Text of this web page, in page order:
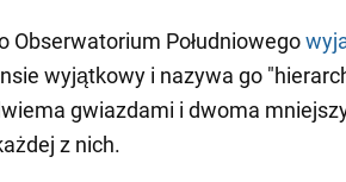
Obserwatorium Południowego
wyjątkowy i nazywa go
gwiazdami i dwoma
z nich.